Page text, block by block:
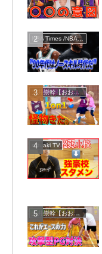
NBA Times /NBAタイムズ
大井崇幹【おおいたかよし】
mituaki TV
大井崇幹【おおいたかよし】